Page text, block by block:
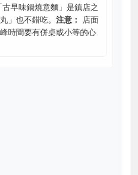
古早味鍋燒意麵」是鎮店之
」也不錯吃。 注意：
店面
時間要有併桌或小等的心